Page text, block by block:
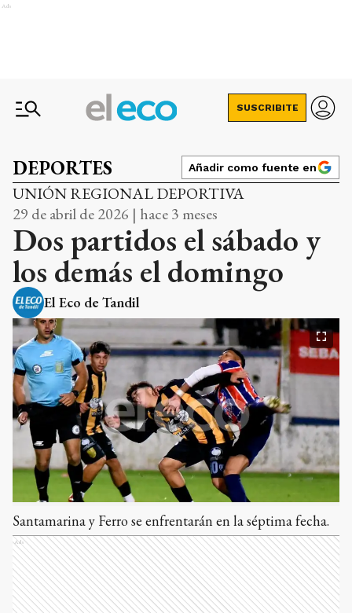
Ads
SUSCRIBITE
DEPORTES Añadir como fuente en
UNIÓN REGIONAL DEPORTIVA
29 de abril de 2026 | hace 3 meses
Dos partidos el sábado y
los demás el domingo
El Eco de Tandil
Santamarina y Ferro se enfrentarán en la séptima fecha.
Ads